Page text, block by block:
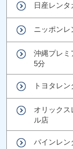
日産レン
ニッポンレ
沖縄プレ
5分
トヨタレ
オリックス
ル店
パインレン